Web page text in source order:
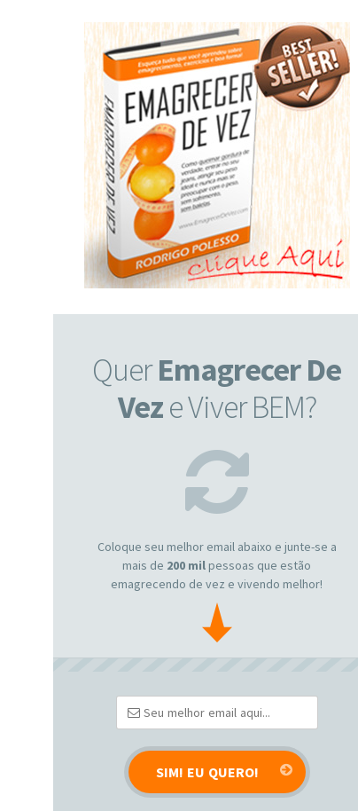
QuerEmagrecer De
Veze Viver BEM?
Coloque seu melhor email abaixo e junte-se a
mais de 200 mil pessoas que estão
emagrecendo de vez e vivendo melhor!